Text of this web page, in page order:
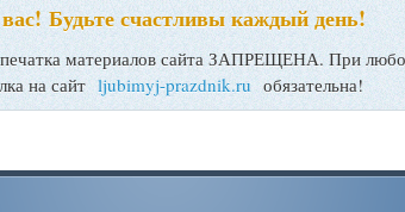
Будьте счастливы каждый день!
материалов сайта ЗАПРЕЩЕНА. При любом
на сайт ljubimyj-prazdnik.ru обязательна!